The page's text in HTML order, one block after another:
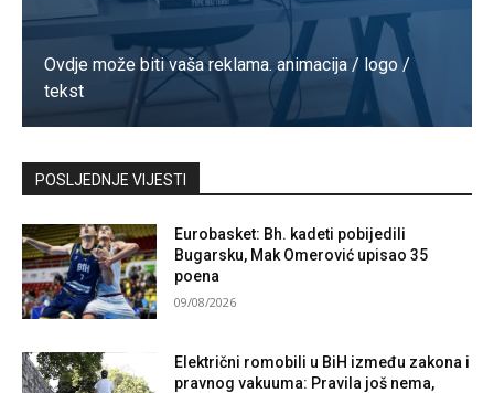
Ovdje može biti vaša reklama. animacija / logo /
tekst
Kontaktirajte nas
POSLJEDNJE VIJESTI
Eurobasket: Bh. kadeti pobijedili
Bugarsku, Mak Omerović upisao 35
poena
09/08/2026
Električni romobili u BiH između zakona i
pravnog vakuuma: Pravila još nema,